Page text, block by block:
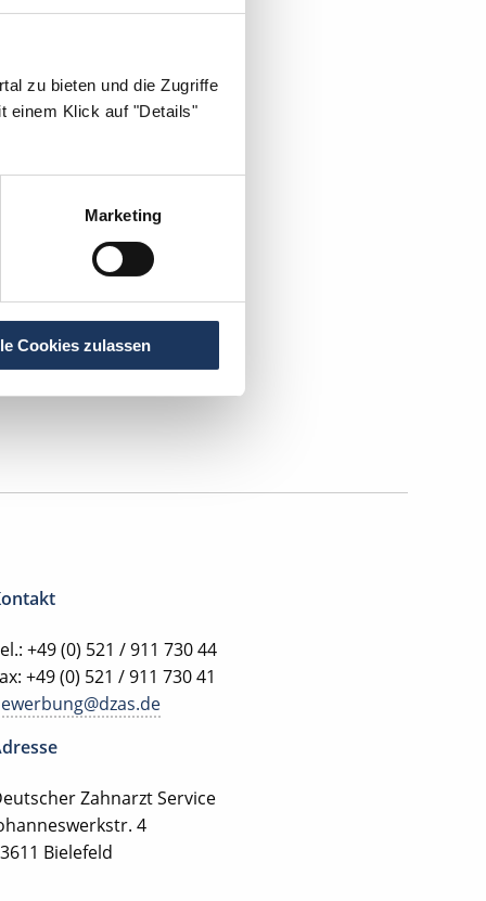
zu bieten und die Zugriffe
einem Klick auf "Details"
Marketing
Cookies zulassen
+49 (0) 521 / 911 730 44
+49 (0) 521 / 911 730 41
Zahnarzt Service
4
Bielefeld